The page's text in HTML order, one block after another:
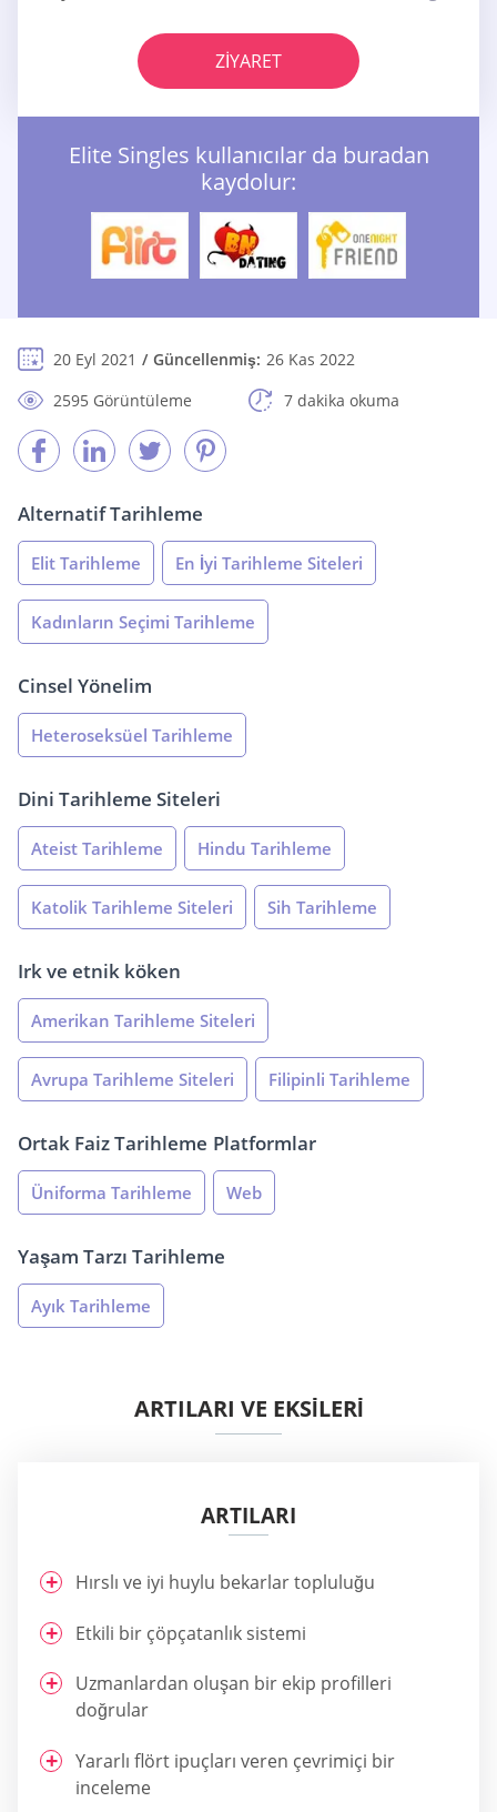
ZIYARET
Elite Singles kullanıcılar da buradan
kaydolur:
20 Eyl 2021 Güncellenmiş: 26 Kas 2022
2595 Görüntüleme
7 dakika okuma
Alternatif Tarihleme
Elit Tarihleme En İyi Tarihleme Siteleri
Kadınların Seçimi Tarihleme
Cinsel Yönelim
Heteroseksüel Tarihleme
Dini Tarihleme Siteleri
Ateist Tarihleme Hindu Tarihleme
Katolik Tarihleme Siteleri Sih Tarihleme
Irk ve etnik köken
Amerikan Tarihleme Siteleri
Avrupa Tarihleme Siteleri Filipinli Tarihleme
Ortak Faiz Tarihleme
Üniforma Tarihleme
Platformlar
Web
Yaşam Tarzı Tarihleme
Ayık Tarihleme
ARTILARI VE EKSİLERİ
ARTILARI
Hırslı ve iyi huylu bekarlar topluluğu
Etkili bir çöpçatanlık sistemi
Uzmanlardan oluşan bir ekip profilleri
doğrular
Yararlı flört ipuçları veren çevrimiçi bir
inceleme